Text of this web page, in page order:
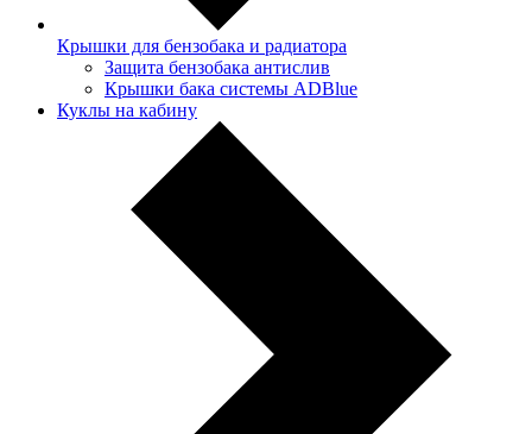
Крышки для бензобака и радиатора
Защита бензобака антислив
Крышки бака системы ADBlue
Куклы на кабину